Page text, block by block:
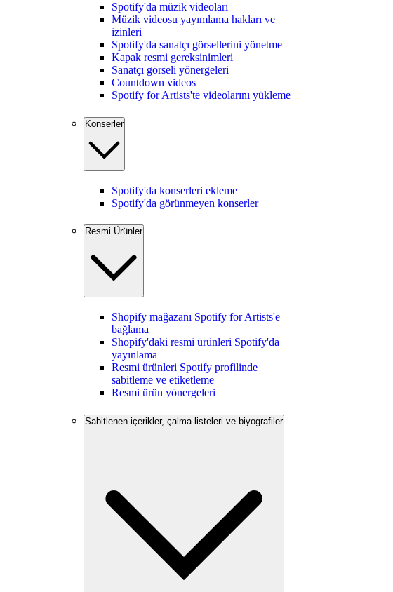
Spotify'da müzik videoları
Müzik videosu yayımlama hakları ve
izinleri
Spotify'da sanatçı görsellerini yönetme
Kapak resmi gereksinimleri
Sanatçı görseli yönergeleri
Countdown videos
Spotify for Artists'te videolarını yükleme
Konserler
Spotify'da konserleri ekleme
Spotify'da görünmeyen konserler
Resmi Ürünler
Shopify mağazanı Spotify for Artists'e
bağlama
Shopify'daki resmi ürünleri Spotify'da
yayınlama
Resmi ürünleri Spotify profilinde
sabitleme ve etiketleme
Resmi ürün yönergeleri
Sabitlenen içerikler, çalma listeleri ve biyografiler